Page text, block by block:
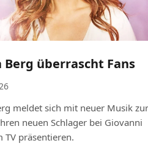
Berg überrascht Fans
meldet sich mit neuer Musik
neuen Schlager bei Giovanni
TV präsentieren.